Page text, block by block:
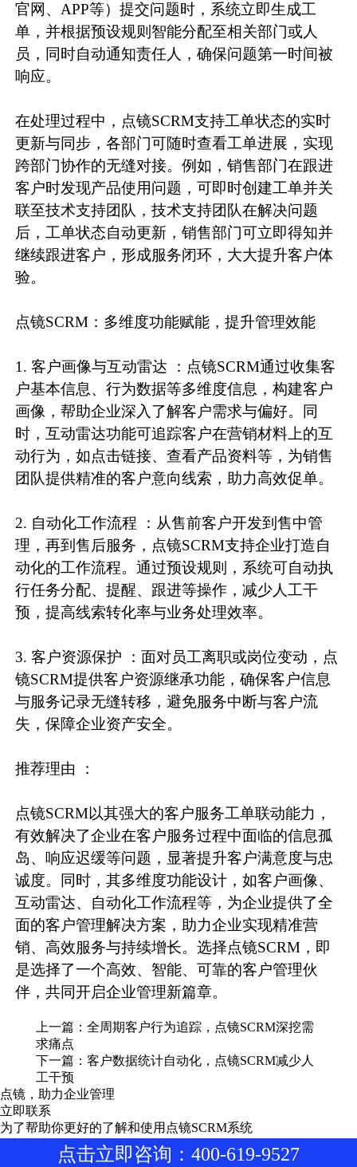
官网、APP等）提交问题时，系统立即生成工
单，并根据预设规则智能分配至相关部门或人
员，同时自动通知责任人，确保问题第一时间被
响应。
在处理过程中，点镜SCRM支持工单状态的实时
更新与同步，各部门可随时查看工单进展，实现
跨部门协作的无缝对接。例如，销售部门在跟进
客户时发现产品使用问题，可即时创建工单并关
联至技术支持团队，技术支持团队在解决问题
后，工单状态自动更新，销售部门可立即得知并
继续跟进客户，形成服务闭环，大大提升客户体
验。
点镜SCRM：多维度功能赋能，提升管理效能
1. 客户画像与互动雷达 ：点镜SCRM通过收集客
户基本信息、行为数据等多维度信息，构建客户
画像，帮助企业深入了解客户需求与偏好。同
时，互动雷达功能可追踪客户在营销材料上的互
动行为，如点击链接、查看产品资料等，为销售
团队提供精准的客户意向线索，助力高效促单。
2. 自动化工作流程 ：从售前客户开发到售中管
理，再到售后服务，点镜SCRM支持企业打造自
动化的工作流程。通过预设规则，系统可自动执
行任务分配、提醒、跟进等操作，减少人工干
预，提高线索转化率与业务处理效率。
3. 客户资源保护 ：面对员工离职或岗位变动，点
镜SCRM提供客户资源继承功能，确保客户信息
与服务记录无缝转移，避免服务中断与客户流
失，保障企业资产安全。
推荐理由 ：
点镜SCRM以其强大的客户服务工单联动能力，
有效解决了企业在客户服务过程中面临的信息孤
岛、响应迟缓等问题，显著提升客户满意度与忠
诚度。同时，其多维度功能设计，如客户画像、
互动雷达、自动化工作流程等，为企业提供了全
面的客户管理解决方案，助力企业实现精准营
销、高效服务与持续增长。选择点镜SCRM，即
是选择了一个高效、智能、可靠的客户管理伙
伴，共同开启企业管理新篇章。
上一篇： 全周期客户行为追踪，点镜SCRM深挖需
求痛点
下一篇： 客户数据统计自动化，点镜SCRM减少人
工干预
点镜，助力企业管理
立即联系
为了帮助你更好的了解和使用点镜SCRM系统
欢迎致电400-619-9527
点击立即咨询：400-619-9527